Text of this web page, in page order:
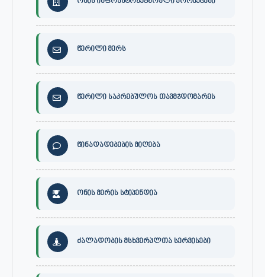
წერილი მერს
წერილი საკრებულოს თავმჯდომარეს
წინადადებების მიღება
ონის მერის სტიპენდია
ძალადობის მსხვერპლთა სერვისები